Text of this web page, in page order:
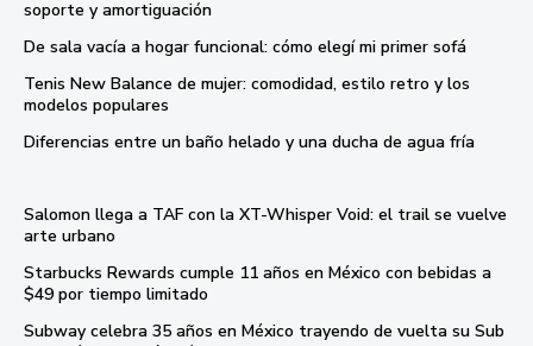
soporte y amortiguación
De sala vacía a hogar funcional: cómo elegí mi primer sofá
Tenis New Balance de mujer: comodidad, estilo retro y los
modelos populares
Diferencias entre un baño helado y una ducha de agua fría
Salomon llega a TAF con la XT-Whisper Void: el trail se vuelve
arte urbano
Starbucks Rewards cumple 11 años en México con bebidas a
$49 por tiempo limitado
Subway celebra 35 años en México trayendo de vuelta su Sub